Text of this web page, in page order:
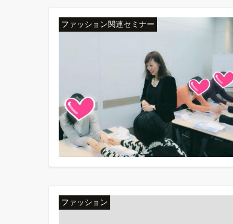
ファッション関連セミナー
ファッション